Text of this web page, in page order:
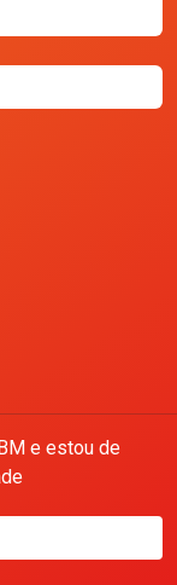
e estou de